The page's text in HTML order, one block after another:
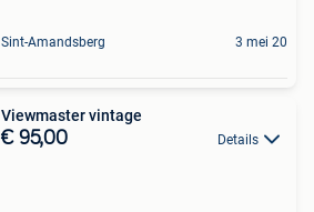
Sint-Amandsberg 3 mei 20
Viewmaster vintage
€ 95,00 Details